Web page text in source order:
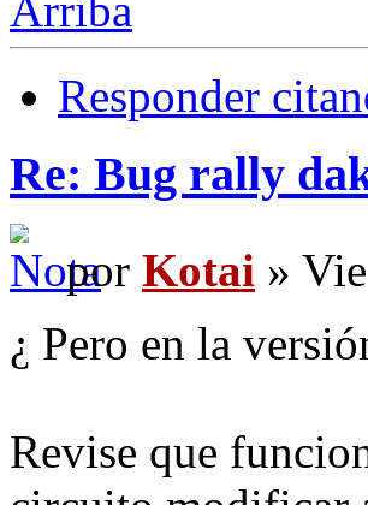
Responder
Re: Bug rally
por Kotai »
¿ Pero en la
Revise que